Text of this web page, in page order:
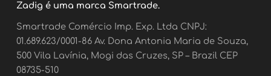
Zadig é uma marca Smartrade.
Smartrade Comércio Imp. Exp. Ltda CNPJ:
01.689.623/0001-86 Av. Dona Antonia Maria de Souza,
500 Vila Lavínia, Mogi das Cruzes, SP – Brazil CEP
08735-510